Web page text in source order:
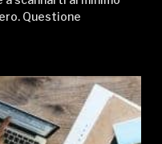
Questione